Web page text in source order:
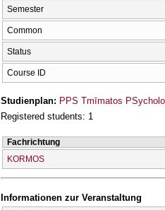
Semester
Common
Status
Course ID
Studienplan: PPS Tmīmatos
Registered students: 1
Fachrichtung
KORMOS
Informationen zur Veranstaltung